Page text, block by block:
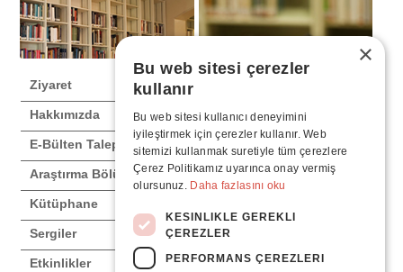
Ziyaret
Hakkımızda
E-Bülten Talep Formu
Araştırma Bölümleri
Kütüphane
Sergiler
Etkinlikler
×
Bu web sitesi çerezler
kullanır
Bu web sitesi kullanıcı deneyimini
iyileştirmek için çerezler kullanır. Web
sitemizi kullanmak suretiyle tüm çerezlere
Çerez Politikamız uyarınca onay vermiş
olursunuz. Daha fazlasını oku
KESINLIKLE GEREKLI
ÇEREZLER
PERFORMANS ÇEREZLERI